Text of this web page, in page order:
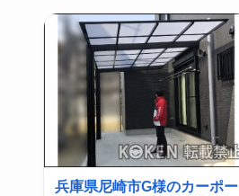
兵庫県尼崎市G様のカーポー